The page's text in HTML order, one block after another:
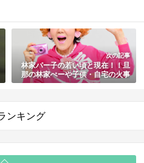
次の記事
林家パー子の若い頃と現在！！旦
那の林家ぺーや子供・自宅の火事
の原因・火災保険未加入の噂もま
ンキング